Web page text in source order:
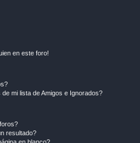
en este foro!
mi lista de Amigos e Ignorados?
resultado?